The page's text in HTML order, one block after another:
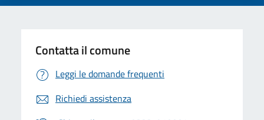
Contatta il comune
Leggi le domande frequenti
Richiedi assistenza